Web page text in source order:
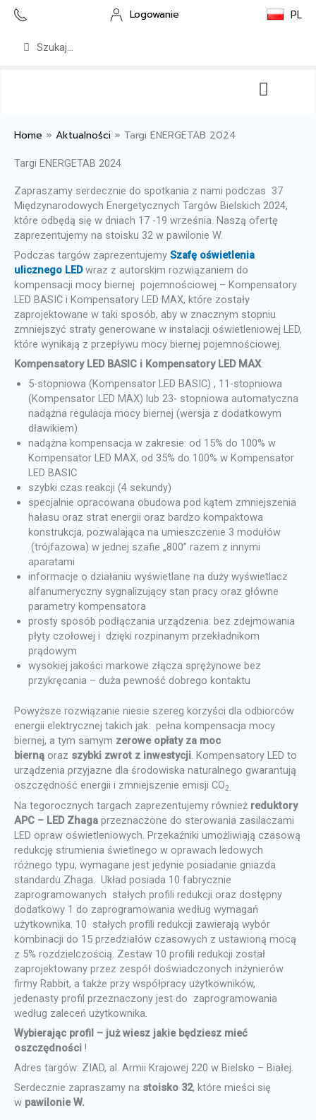
Przejdź
Szukaj
Szukaj
Logowanie PL
Home » Aktualności » Targi ENERGETAB 2024
Targi ENERGETAB 2024
Zapraszamy serdecznie do spotkania z nami podczas 37
Międzynarodowych Energetycznych Targów Bielskich 2024,
które odbędą się w dniach 17 -19 września. Naszą ofertę
zaprezentujemy na stoisku 32 w pawilonie W.
Podczas targów zaprezentujemy Szafę oświetlenia
ulicznego LED wraz z autorskim rozwiązaniem do
kompensacji mocy biernej pojemnościowej – Kompensatory
LED BASIC i Kompensatory LED MAX, które zostały
zaprojektowane w taki sposób, aby w znacznym stopniu
zmniejszyć straty generowane w instalacji oświetleniowej LED,
które wynikają z przepływu mocy biernej pojemnościowej.
Kompensatory LED BASIC i Kompensatory LED MAX:
5-stopniowa (Kompensator LED BASIC) , 11-stopniowa
(Kompensator LED MAX) lub 23- stopniowa automatyczna
nadążna regulacja mocy biernej (wersja z dodatkowym
dławikiem)
nadążna kompensacja w zakresie: od 15% do 100% w
Kompensator LED MAX, od 35% do 100% w Kompensator
LED BASIC
szybki czas reakcji (4 sekundy)
specjalnie opracowana obudowa pod kątem zmniejszenia
hałasu oraz strat energii oraz bardzo kompaktowa
konstrukcja, pozwalająca na umieszczenie 3 modułów
(trójfazowa) w jednej szafie „800” razem z innymi
aparatami
informacje o działaniu wyświetlane na duży wyświetlacz
alfanumeryczny sygnalizujący stan pracy oraz główne
parametry kompensatora
prosty sposób podłączania urządzenia: bez zdejmowania
płyty czołowej i dzięki rozpinanym przekładnikom
prądowym
wysokiej jakości markowe złącza sprężynowe bez
przykręcania – duża pewność dobrego kontaktu
Powyższe rozwiązanie niesie szereg korzyści dla odbiorców
energii elektrycznej takich jak: pełna kompensacja mocy
biernej, a tym samym zerowe opłaty za moc
bierną oraz szybki zwrot z inwestycji. Kompensatory LED to
urządzenia przyjazne dla środowiska naturalnego gwarantują
oszczędność energii i zmniejszenie emisji CO2.
Na tegorocznych targach zaprezentujemy również reduktory
APC – LED Zhaga przeznaczone do sterowania zasilaczami
LED opraw oświetleniowych. Przekaźniki umożliwiają czasową
redukcję strumienia świetlnego w oprawach ledowych
różnego typu, wymagane jest jedynie posiadanie gniazda
standardu Zhaga. Układ posiada 10 fabrycznie
zaprogramowanych stałych profili redukcji oraz dostępny
dodatkowy 1 do zaprogramowania według wymagań
użytkownika. 10 stałych profili redukcji zawierają wybór
kombinacji do 15 przedziałów czasowych z ustawioną mocą
z 5% rozdzielczością. Zestaw 10 profili redukcji został
zaprojektowany przez zespół doświadczonych inżynierów
firmy Rabbit, a także przy współpracy użytkowników,
jedenasty profil przeznaczony jest do zaprogramowania
według zaleceń użytkownika.
Wybierając profil – już wiesz jakie będziesz mieć
oszczędności !
Adres targów: ZIAD, al. Armii Krajowej 220 w Bielsko – Białej.
Serdecznie zapraszamy na stoisko 32, które mieści się
w pawilonie W.